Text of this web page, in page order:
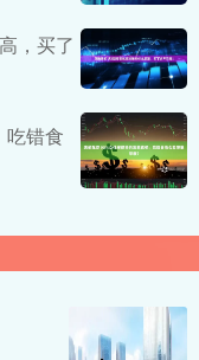
，买了
吃错食